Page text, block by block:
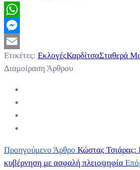
WhatsApp
Messenger
Email
Ετικέτες: ΕκλογέςΚαρδίτσαΣταθερά
Διαμοίραση Άρθρου
Προηγούμενο Άρθρο Κώστας Τσιάρας:
κυβέρνηση με ασφαλή πλειοψηφία